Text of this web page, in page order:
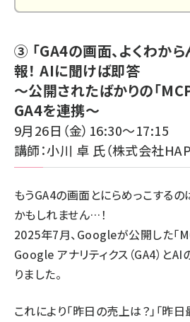
③ 「GA4の画面、よくわか
報！ AIに聞けば即答
～公開されたばかりの「
GA4を連携～
9月26日（金）16:30～17:15
講師：小川 卓 氏（株式会社
もうGA4の画面とにらめっこするの
かもしれません…！
2025年7月、Googleが公開した「
Google アナリティクス（GA4）と
りました。
これにより「昨日の売上は？」「昨